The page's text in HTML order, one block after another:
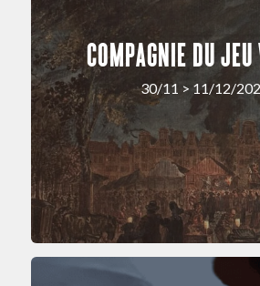
COMPAGNIE DU
30/11 > 11/12/